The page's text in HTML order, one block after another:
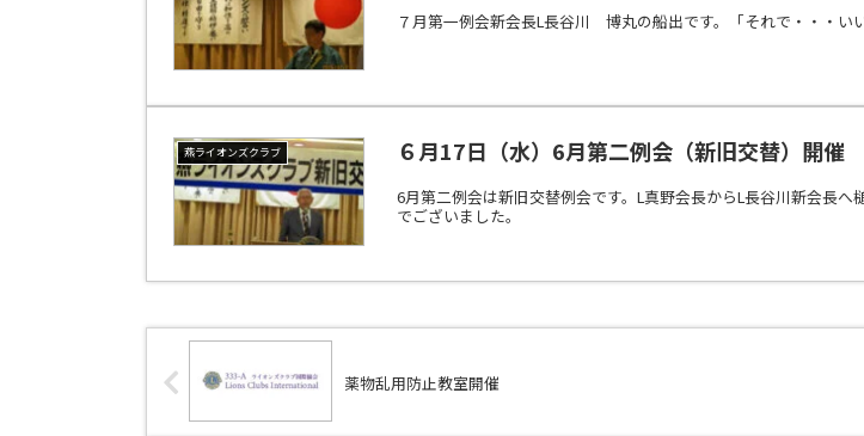
７月第一例会新会長L長谷川 博丸の船出です。「それで・・・い
燕ライオンズクラブ ６月17日（水）6月第二例会（新旧交替）開催
6月第二例会は新旧交替例会です。L真野会長からL長谷川新会長
でございました。
薬物乱用防止教室開催